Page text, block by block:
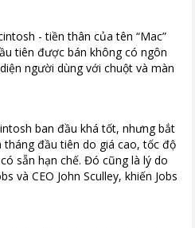
- tiền thân của tên “Mac”
tiên được bán không có ngôn
người dùng với chuột và màn
ban đầu khá tốt, nhưng bắt
đầu tiên do giá cao, tốc độ
sẵn hạn chế. Đó cũng là lý do
và CEO John Sculley, khiến Jobs